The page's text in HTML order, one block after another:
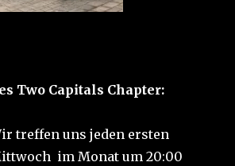
Two Capitals Chapter:
treffen uns jeden ersten
im Monat um 20:00